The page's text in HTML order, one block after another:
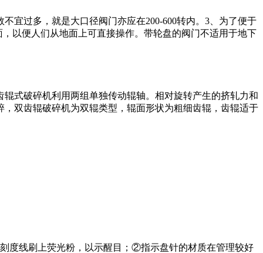
宜过多，就是大口径阀门亦应在200-600转内。3、为了便于
以便人们从地面上可直接操作。带轮盘的阀门不适用于地下
式破碎机利用两组单独传动辊轴。相对旋转产生的挤轧力和
双齿辊破碎机为双辊类型，辊面形状为粗细齿辊，齿辊适于
度线刷上荧光粉，以示醒目；②指示盘针的材质在管理较好